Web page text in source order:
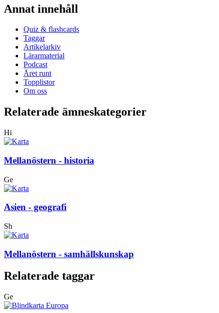
Annat innehåll
Quiz & flashcards
Taggar
Artikelarkiv
Lärarmaterial
Podcast
Året runt
Topplistor
Om oss
Relaterade ämneskategorier
Hi
Mellanöstern - historia
Ge
Asien - geografi
Sh
Mellanöstern - samhällskunskap
Relaterade taggar
Ge